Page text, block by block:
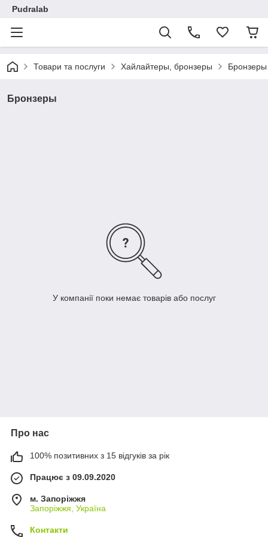
Pudralab
Товари та послуги Хайлайтеры, бронзеры Бронзеры
Бронзеры
У компанії поки немає товарів або послуг
Про нас
100% позитивних з 15 відгуків за рік
Працює з 09.09.2020
м. Запоріжжя
Запоріжжя, Україна
Контакти